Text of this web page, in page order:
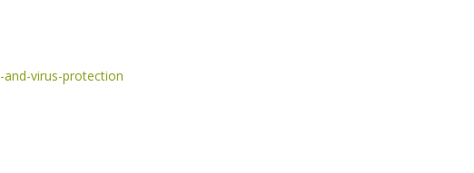
virus-protection